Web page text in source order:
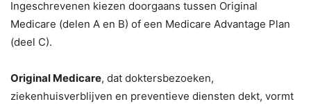
Ingeschrevenen kiezen doorgaans tussen Original
Medicare (delen A en B) of een Medicare Advantage Plan
(deel C).
Original Medicare, dat doktersbezoeken,
ziekenhuisverblijven en preventieve diensten dekt, vormt